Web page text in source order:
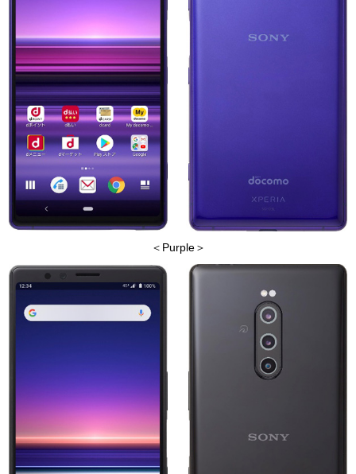
＜Purple＞